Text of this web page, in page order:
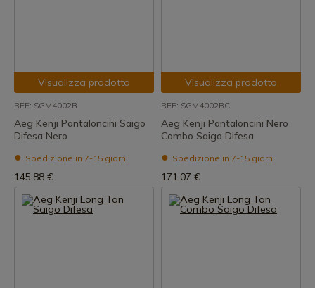
Visualizza prodotto
REF: SGM4002B
Aeg Kenji Pantaloncini Saigo
Difesa Nero
Spedizione in 7-15 giorni
145,88 €
Visualizza prodotto
REF: SGM4002BC
Aeg Kenji Pantaloncini Nero
Combo Saigo Difesa
Spedizione in 7-15 giorni
171,07 €